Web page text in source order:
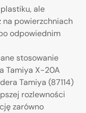
ale
na powierzchniach
odpowiednim
stosowanie
Tamiya X-20A
Tamiya (87114)
rozlewności
zarówno